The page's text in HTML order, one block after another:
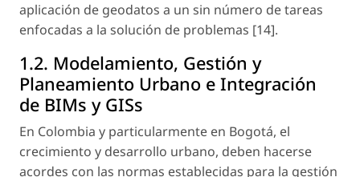
aplicación de geodatos a un sin número de tareas
enfocadas a la solución de problemas [14].
1.2. Modelamiento, Gestión y
Planeamiento Urbano e Integración
de BIMs y GISs
En Colombia y particularmente en Bogotá, el
crecimiento y desarrollo urbano, deben hacerse
acordes con las normas establecidas para la gestión